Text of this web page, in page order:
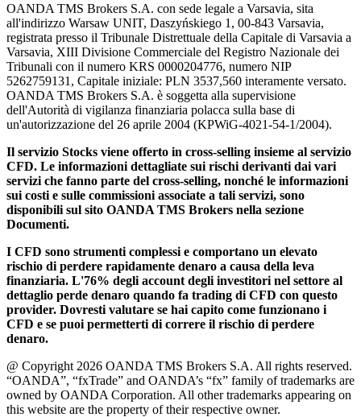
OANDA TMS Brokers S.A. con sede legale a Varsavia, sita
all'indirizzo Warsaw UNIT, Daszyńskiego 1, 00-843 Varsavia,
registrata presso il Tribunale Distrettuale della Capitale di Varsavia a
Varsavia, XIII Divisione Commerciale del Registro Nazionale dei
Tribunali con il numero KRS 0000204776, numero NIP
5262759131, Capitale iniziale: PLN 3537,560 interamente versato.
OANDA TMS Brokers S.A. è soggetta alla supervisione
dell'Autorità di vigilanza finanziaria polacca sulla base di
un'autorizzazione del 26 aprile 2004 (KPWiG-4021-54-1/2004).
Il servizio Stocks viene offerto in cross-selling insieme al servizio
CFD. Le informazioni dettagliate sui rischi derivanti dai vari
servizi che fanno parte del cross-selling, nonché le informazioni
sui costi e sulle commissioni associate a tali servizi, sono
disponibili sul sito OANDA TMS Brokers nella sezione
Documenti.
I CFD sono strumenti complessi e comportano un elevato
rischio di perdere rapidamente denaro a causa della leva
finanziaria. L'76% degli account degli investitori nel settore al
dettaglio perde denaro quando fa trading di CFD con questo
provider. Dovresti valutare se hai capito come funzionano i
CFD e se puoi permetterti di correre il rischio di perdere
denaro.
@ Copyright 2026 OANDA TMS Brokers S.A. All rights reserved.
“OANDA”, “fxTrade” and OANDA’s “fx” family of trademarks are
owned by OANDA Corporation. All other trademarks appearing on
this website are the property of their respective owner.